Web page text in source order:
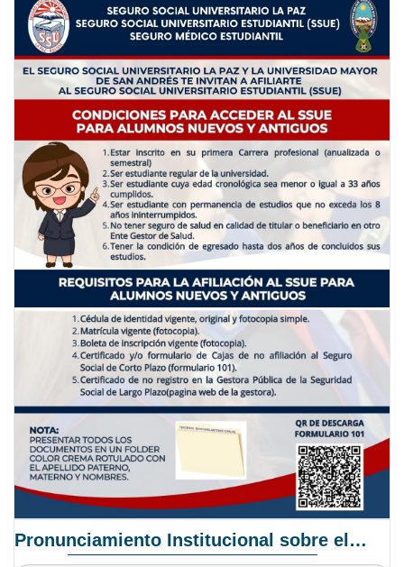
Pronunciamiento Institucional sobre el Proyecto de Ley N° 068/2025-2026 C.S.